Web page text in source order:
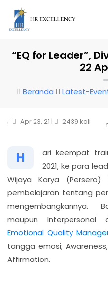
“EQ for Leader”,
22
Beranda Latest-
Apr 23, 21 | 2439 kali
H
ari keempat
2021, ke para
Wijaya Karya (Persero)
pembelajaran tentang
mengembangkannya.
maupun Interpersonal
Emotional Quality
tangga emosi;
Affirmation.